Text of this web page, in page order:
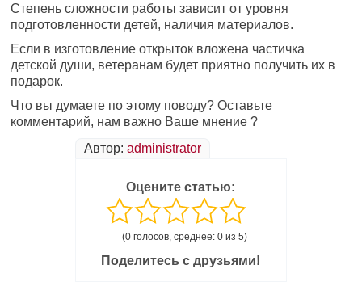
Степень сложности работы зависит от уровня
подготовленности детей, наличия материалов.
Если в изготовление открыток вложена частичка
детской души, ветеранам будет приятно получить их в
подарок.
Что вы думаете по этому поводу? Оставьте
комментарий, нам важно Ваше мнение ?
Автор: administrator
Оцените статью:
(0 голосов, среднее: 0 из 5)
Поделитесь с друзьями!